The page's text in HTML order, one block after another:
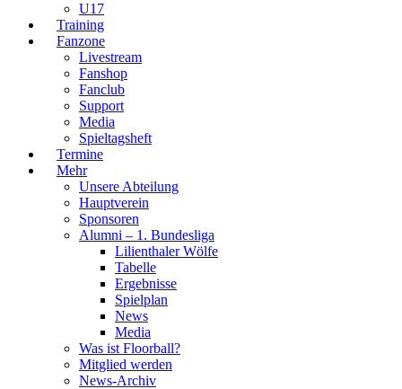
U17
Training
Fanzone
Livestream
Fanshop
Fanclub
Support
Media
Spieltagsheft
Termine
Mehr
Unsere Abteilung
Hauptverein
Sponsoren
Alumni – 1. Bundesliga
Lilienthaler Wölfe
Tabelle
Ergebnisse
Spielplan
News
Media
Was ist Floorball?
Mitglied werden
News-Archiv